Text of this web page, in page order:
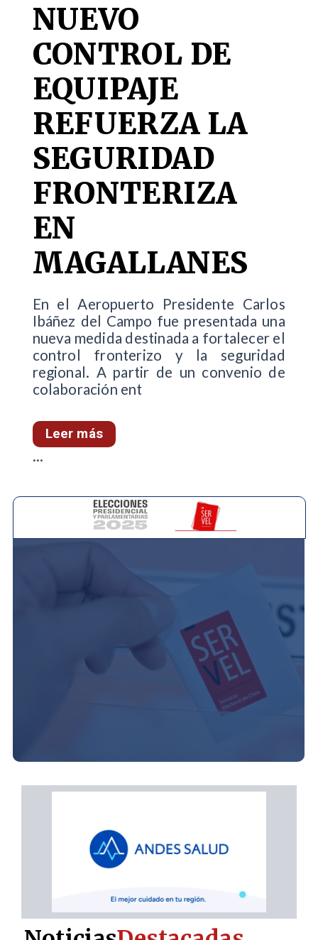
NUEVO
CONTROL DE
EQUIPAJE
REFUERZA LA
SEGURIDAD
FRONTERIZA
EN
MAGALLANES
En el Aeropuerto Presidente Carlos
Ibáñez del Campo fue presentada una
nueva medida destinada a fortalecer el
control fronterizo y la seguridad
regional. A partir de un convenio de
colaboración ent
Leer más
...